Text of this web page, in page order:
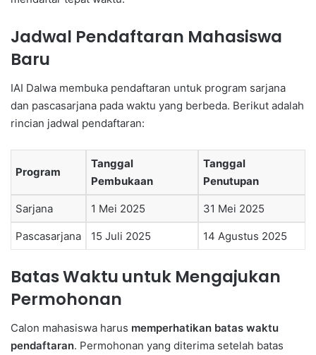
Jadwal Pendaftaran Mahasiswa
Baru
IAI Dalwa membuka pendaftaran untuk program sarjana
dan pascasarjana pada waktu yang berbeda. Berikut adalah
rincian jadwal pendaftaran:
Program
Tanggal
Pembukaan
Tanggal
Penutupan
Sarjana 1 Mei 2025 31 Mei 2025
Pascasarjana 15 Juli 2025 14 Agustus 2025
Batas Waktu untuk Mengajukan
Permohonan
Calon mahasiswa harus memperhatikan batas waktu
pendaftaran. Permohonan yang diterima setelah batas